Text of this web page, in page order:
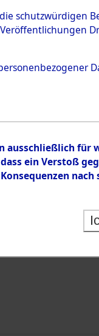
schutzwürdigen
ausschließlich für
ein Verstoß
nach